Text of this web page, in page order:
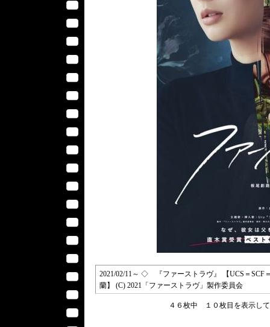
2021/02/11～ ◇ 『ファーストラヴ』 【UCS＝SCF
蘭】 (C) 2021「ファーストラヴ」製作委員会
４６枚中 １０枚目を表示し